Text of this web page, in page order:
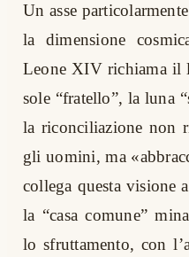
Un asse
la dimensione
Leone XIV richiama il
sole “fratello”, la luna
la riconciliazione non
gli uomini, ma
collega questa visione
la “casa comune”
lo sfruttamento, con